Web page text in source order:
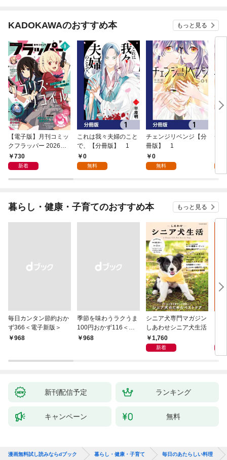
KADOKAWAのおすすめ本 もっと見る
【電子版】月刊コミッ
クフラッパー 2026年9
月号730
新着
これは我々夫婦のこと
で、【分冊版】 1
0
無料
チェンジリベンジ【分
冊版】 1
0
無料
チ
暮らし・健康・子育てのおすすめ本 もっと見る
毎日カンタン節約おか
ず366＜電子新版＞
￥968
季節を味わうラクうま
100円おかず116＜電
子新版＞
￥968
シニア犬専門マガジン
しあわせシニア犬生活
1,760
新着
新刊配信予定 ランキング
キャンペーン 無料
漫画無料試し読みならdブック 暮らし・健康・子育て 毎日のあたらしい料理